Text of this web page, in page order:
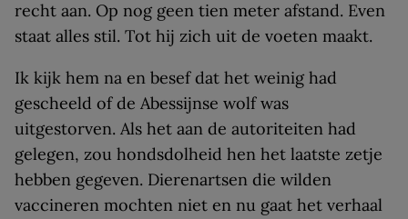
recht aan. Op nog geen tien meter afstand. Even
staat alles stil. Tot hij zich uit de voeten maakt.
Ik kijk hem na en besef dat het weinig had
gescheeld of de Abessijnse wolf was
uitgestorven. Als het aan de autoriteiten had
gelegen, zou hondsdolheid hen het laatste zetje
hebben gegeven. Dierenartsen die wilden
vaccineren mochten niet en nu gaat het verhaal